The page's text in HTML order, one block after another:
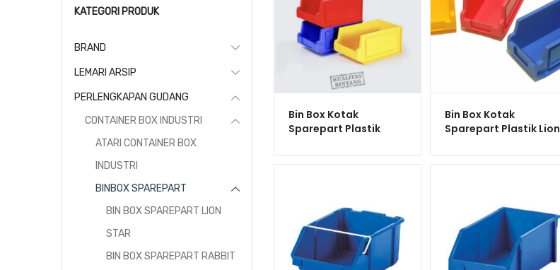
Bin Box Kotak
Sparepart Plastik
Bin Box Kotak
Sparepart Plastik Lion
KATEGORI PRODUK
BRAND
LEMARI ARSIP
PERLENGKAPAN GUDANG
CONTAINER BOX INDUSTRI
ATARI CONTAINER BOX
INDUSTRI
BINBOX SPAREPART
BIN BOX SPAREPART LION
STAR
BIN BOX SPAREPART RABBIT